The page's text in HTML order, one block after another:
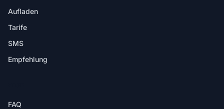
Aufladen
Tarife
SMS
Empfehlung
FAQ